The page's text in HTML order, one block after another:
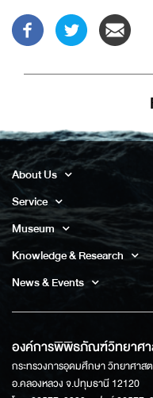
About Us
Service
Museum
Knowledge & Research
News & Events
องค์การพิพิธภัณฑ์วิทยาศา
กระทรวงการอุดมศึกษา วิทยาศาส
อ.คลองหลวง จ.ปทุมธานี 12120